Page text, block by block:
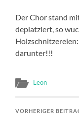
Der Chor stand
deplatziert, so
darunter!!!
Leon
VORHERIGER